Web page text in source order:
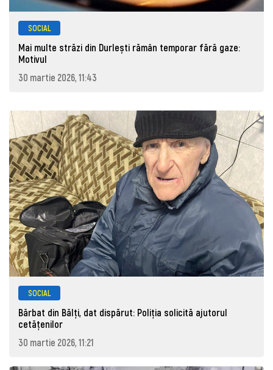
SOCIAL
Mai multe străzi din Durlești rămân temporar fără gaze:
Motivul
30 martie 2026, 11:43
SOCIAL
Bărbat din Bălți, dat dispărut: Poliţia solicită ajutorul
cetăţenilor
30 martie 2026, 11:21